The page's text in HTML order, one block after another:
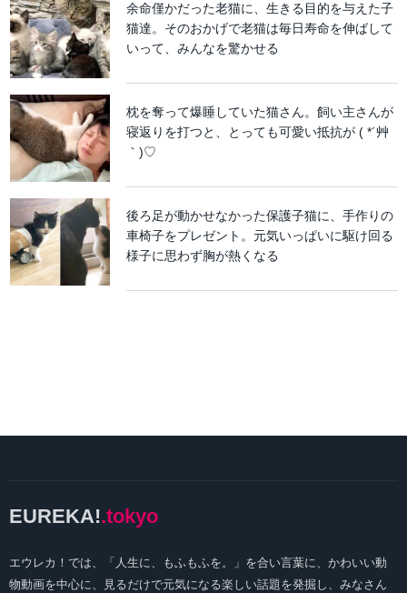
余命僅かだった老猫に、生きる目的を与えた子
猫達。そのおかげで老猫は毎日寿命を伸ばして
いって、みんなを驚かせる
枕を奪って爆睡していた猫さん。飼い主さんが
寝返りを打つと、とっても可愛い抵抗が ( *´艸
｀)♡
後ろ足が動かせなかった保護子猫に、手作りの
車椅子をプレゼント。元気いっぱいに駆け回る
様子に思わず胸が熱くなる
EUREKA!.tokyo
エウレカ！では、「人生に、もふもふを。」を合い言葉に、かわいい動
物動画を中心に、見るだけで元気になる楽しい話題を発掘し、みなさん